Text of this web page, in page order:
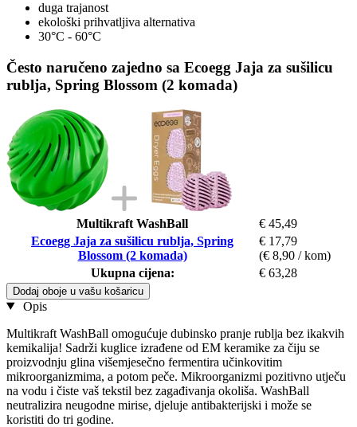
duga trajanost
ekološki prihvatljiva alternativa
30°C - 60°C
Često naručeno zajedno sa Ecoegg Jaja za sušilicu
rublja, Spring Blossom (2 komada)
Multikraft WashBall
€ 45,49
Ecoegg Jaja za sušilicu rublja, Spring
Blossom (2 komada)
€ 17,79
(€ 8,90 / kom)
Ukupna cijena:
€ 63,28
Dodaj oboje u vašu košaricu
Opis
Multikraft WashBall omogućuje dubinsko pranje rublja bez ikakvih
kemikalija! Sadrži kuglice izrađene od EM keramike za čiju se
proizvodnju glina višemjesečno fermentira učinkovitim
mikroorganizmima, a potom peče. Mikroorganizmi pozitivno utječu
na vodu i čiste vaš tekstil bez zagađivanja okoliša. WashBall
neutralizira neugodne mirise, djeluje antibakterijski i može se
koristiti do tri godine.